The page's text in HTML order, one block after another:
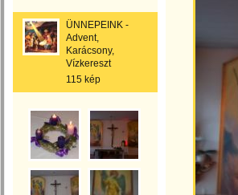
ÜNNEPEINK -
Advent,
Karácsony,
Vízkereszt
115 kép